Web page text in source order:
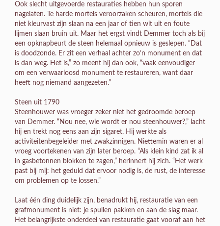
Ook slecht uitgevoerde restauraties hebben hun sporen
nagelaten. Te harde mortels veroorzaken scheuren, mortels die
niet kleurvast zijn slaan na een jaar of tien wit uit en foute
lijmen slaan bruin uit. Maar het ergst vindt Demmer toch als bij
een opknapbeurt de steen helemaal opnieuw is geslepen. “Dat
is doodzonde. Er zit een verhaal achter zo’n monument en dat
is dan weg. Het is,” zo meent hij dan ook, “vaak eenvoudiger
om een verwaarloosd monument te restaureren, want daar
heeft nog niemand aangezeten.”
Steen uit 1790
Steenhouwer was vroeger zeker niet het gedroomde beroep
van Demmer. “Nou nee, wie wordt er nou steenhouwer?,” lacht
hij en trekt nog eens aan zijn sigaret. Hij werkte als
activiteitenbegeleider met zwakzinnigen. Niettemin waren er al
vroeg voortekenen van zijn later beroep. “Als klein kind zat ik al
in gasbetonnen blokken te zagen,” herinnert hij zich. “Het werk
past bij mij: het geduld dat ervoor nodig is, de rust, de interesse
om problemen op te lossen.”
Laat één ding duidelijk zijn, benadrukt hij, restauratie van een
grafmonument is niet: je spullen pakken en aan de slag maar.
Het belangrijkste onderdeel van restauratie gaat vooraf aan het